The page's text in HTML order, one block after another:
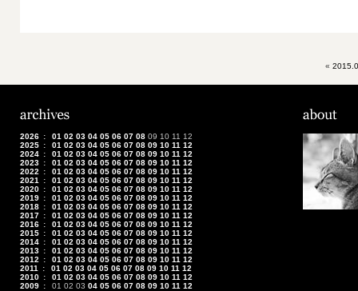
«
2026 : 01 02 03 04 05 06 07 08 09 10 11 12
2025 : 01 02 03 04 05 06 07 08 09 10 11 12
2024 : 01 02 03 04 05 06 07 08 09 10 11 12
2023 : 01 02 03 04 05 06 07 08 09 10 11 12
2022
: 01 02 03 04 05 06 07 08 09 10 11 12
2021
: 01 02 03 04 05 06 07 08 09 10 11 12
2020 : 01 02 03 04 05 06 07 08 09 10 11 12
2019 : 01 02 03 04 05 06 07 08 09 10 11 12
2018 : 01 02 03 04 05 06 07 08 09 10 11 12
2017 : 01 02 03 04 05 06 07 08 09 10 11 12
2016 : 01 02 03 04 05 06 07 08 09 10 11 12
2015 : 01 02 03 04 05 06 07 08 09 10 11 12
2014 : 01 02 03 04 05 06 07 08 09 10 11 12
2013 : 01 02 03 04 05 06 07 08 09 10 11 12
2012
: 01 02 03 04 05 06 07 08 09 10 11 12
2011
: 01 02 03 04 05 06 07 08 09 10 11 12
2010 : 01 02 03 04 05 06 07 08 09 10 11 12
2009 : 01 02 03 04 05 06 07 08 09 10 11 12